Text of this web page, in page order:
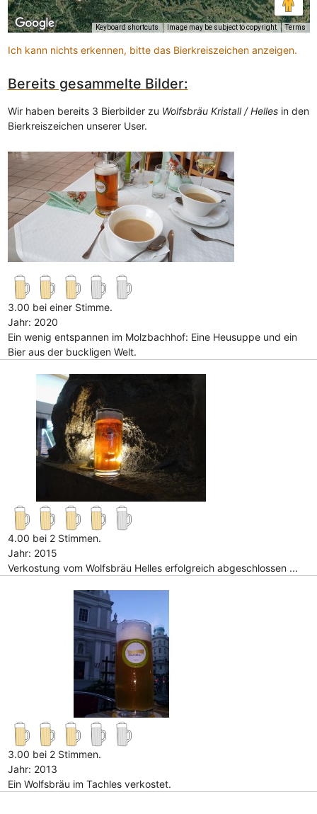
Keyboard shortcuts Image may be subject to copyright Terms
Ich kann nichts erkennen, bitte das Bierkreiszeichen anzeigen.
Bereits gesammelte Bilder:
Wir haben bereits 3 Bierbilder zu Wolfsbräu Kristall / Hellesin den
Bierkreiszeichen unserer User.
3.00 bei einer Stimme.
Jahr: 2020
Ein wenig entspannen im Molzbachhof: Eine Heusuppe und ein
Bier aus der buckligen Welt.
4.00 bei 2 Stimmen.
Jahr: 2015
Verkostung vom Wolfsbräu Helles erfolgreich abgeschlossen ...
3.00 bei 2 Stimmen.
Jahr: 2013
Ein Wolfsbräu im Tachles verkostet.